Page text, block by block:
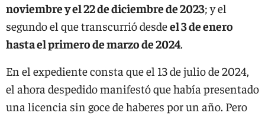
noviembre y el 22 de diciembre de 2023; y el
segundo el que transcurrió desdeel 3 de enero
hasta el primero de marzo de 2024.
En el expediente consta que el 13 de julio de 2024,
el ahora despedido manifestó que había presentado
una licencia sin goce de haberes por un año. Pero